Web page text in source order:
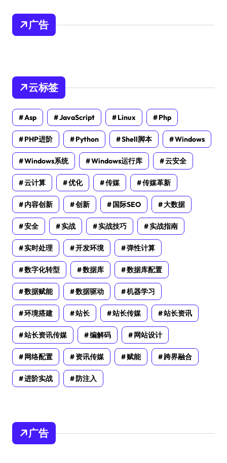
广告
云标签
Asp JavaScript Linux Php
PHP进阶 Python Shell脚本 Windows
Windows系统 Windows运行库 云安全
云计算 优化 传媒 传媒革新
内容创新 创新 国际SEO 大数据
安全 实战 实战技巧 实战指南
实时处理 开发环境 弹性计算
数字化转型 数据库 数据库配置
数据赋能 数据驱动 机器学习
环境搭建 站长 站长传媒 站长资讯
站长资讯传媒 编解码 网站设计
网络配置 资讯传媒 赋能 跨界融合
进阶实战 防注入
广告